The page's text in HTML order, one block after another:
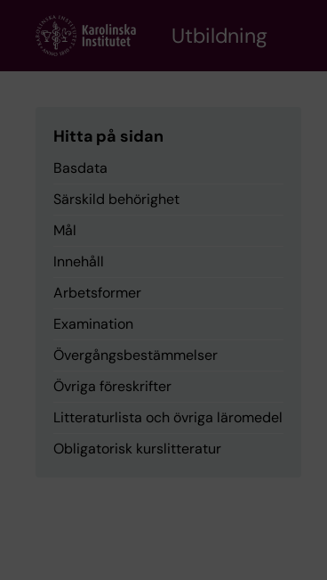
content
Utbildning
Hitta på sidan
Basdata
Särskild behörighet
Mål
Innehåll
Arbetsformer
Examination
Övergångsbestämmelser
Övriga föreskrifter
Litteraturlista och övriga läromedel
Obligatorisk kurslitteratur